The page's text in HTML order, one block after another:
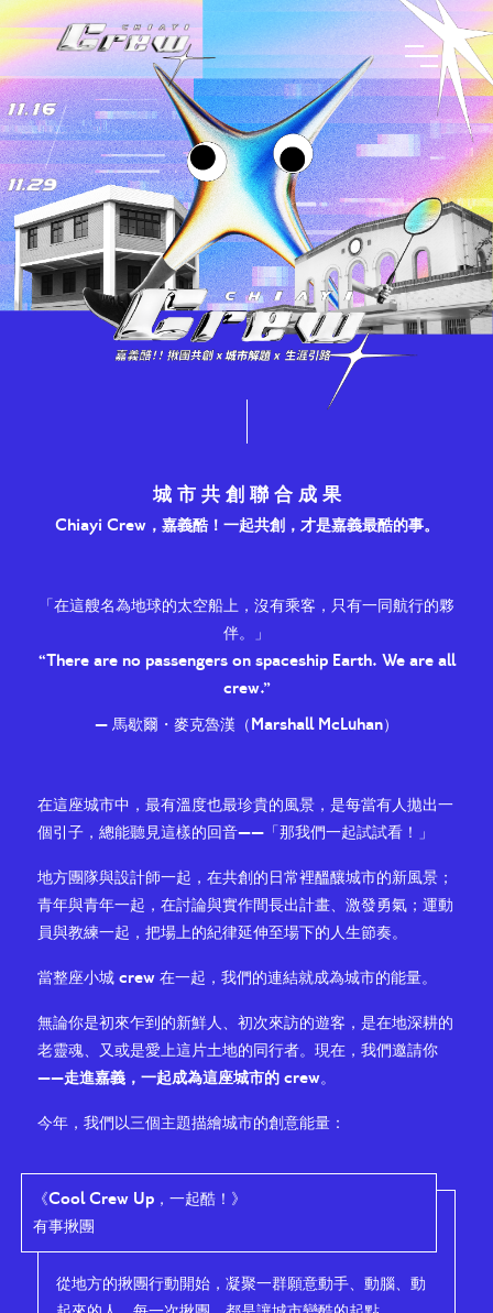
城 市 共 創 聯 合 成 果
Chiayi Crew，嘉義酷！一起共創，才是嘉義最酷的事。
「在這艘名為地球的太空船上，沒有乘客，只有一同航行的夥
伴。」
“There are no passengers on spaceship Earth. We are all
crew.”
— 馬歇爾・麥克魯漢（Marshall McLuhan）
在這座城市中，最有溫度也最珍貴的風景，是每當有人拋出一
個引子，總能聽見這樣的回音——「那我們一起試試看！」
地方團隊與設計師一起，在共創的日常裡醞釀城市的新風景；
青年與青年一起，在討論與實作間長出計畫、激發勇氣；運動
員與教練一起，把場上的紀律延伸至場下的人生節奏。
當整座小城crew在一起，我們的連結就成為城市的能量。
無論你是初來乍到的新鮮人、初次來訪的遊客，是在地深耕的
老靈魂、又或是愛上這片土地的同行者。現在，我們邀請你
——走進嘉義，一起成為這座城市的 crew。
今年，我們以三個主題描繪城市的創意能量：
《Cool Crew Up，一起酷！》
有事揪團
從地方的揪團行動開始，凝聚一群願意動手、動腦、動